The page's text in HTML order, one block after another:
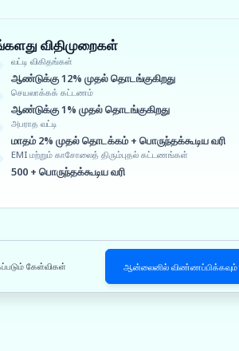
விதிமுறைகள்
வட்டி விகிதங்கள்
ஆண்டுக்கு 12% முதல் தொடங்குகிறது
செயலாக்கக் கட்டணம்
ஆண்டுக்கு 1% முதல் தொடங்குகிறது
அபராத வட்டி
மாதம் 2% முதல் தொடக்கம் + பொருந்தக்கூடிய வரி
EMI மற்றும் காசோலைத் திரும்புதல் கட்டணங்கள்
500 + பொருந்தக்கூடிய வரி
கேள்விகள் ஆன்லைனில் விண்ணப்பிக்கவும்